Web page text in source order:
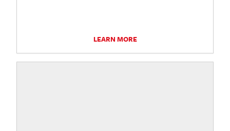
LEARN MORE